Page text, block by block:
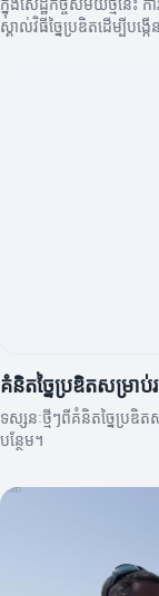
ស្គាល់វិធីច្នៃប្រឌិតដើម្បីប
គំនិតច្នៃប្រឌិតសម្រ
ទស្សនៈថ្មីៗពីគំនិតច្នៃប្រ
បន្ថែម។